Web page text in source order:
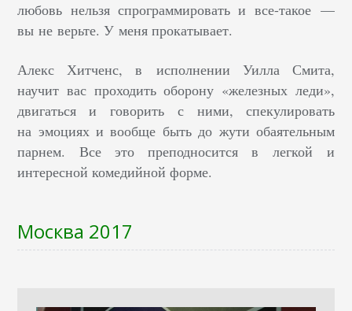
любовь нельзя спрограммировать и все-такое —
вы не верьте. У меня прокатывает.
Алекс Хитченс, в исполнении Уилла Смита,
научит вас проходить оборону «железных леди»,
двигаться и говорить с ними, спекулировать
на эмоциях и вообще быть до жути обаятельным
парнем. Все это преподносится в легкой и
интересной комедийной форме.
Москва 2017